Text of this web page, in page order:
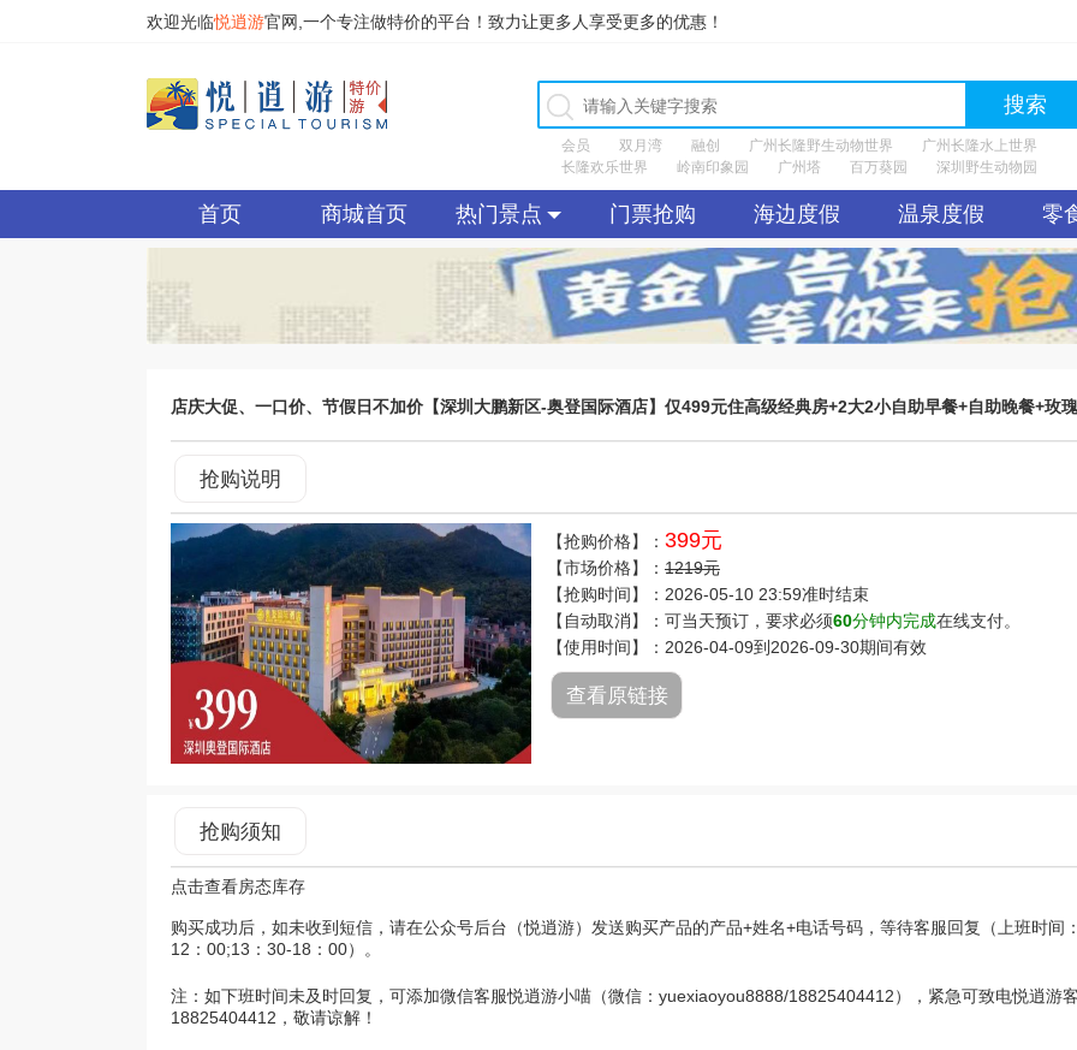
欢迎光临悦逍游官网,一个专注做特价的平台！致力让更多人享受更多的优惠！
搜索
会员 双月湾 融创 广州长隆野生动物世界
广州长隆水上世界
长隆欢乐世界
岭南印象园 广州塔 百万葵园 深圳野生动物园
首页 商城首页 热门景点 门票抢购 海边度假 温泉度假 零
店庆大促、一口价、节假日不加价【深圳大鹏新区-奥登国际酒店】仅499元住高级经典房+2大2小自助早餐+自助晚餐+玫
抢购说明
【抢购价格】： 399元
【市场价格】： 1219元
【抢购时间】：2026-05-10 23:59准时结束
【自动取消】：可当天预订，要求必须60分钟内完成在线支付。
【使用时间】：2026-04-09到2026-09-30期间有效
查看原链接
抢购须知
点击查看房态库存
购买成功后，如未收到短信，请在公众号后台（悦逍游）发送购买产品的产品+姓名+电话号码，等待客服回复（上班时间
12：00;13：30-18：00）。
注：如下班时间未及时回复，可添加微信客服悦逍游小喵（微信：yuexiaoyou8888/18825404412），紧急可致电悦逍游客
18825404412，敬请谅解！